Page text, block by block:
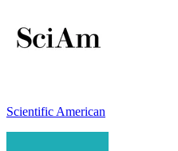
Scientific American